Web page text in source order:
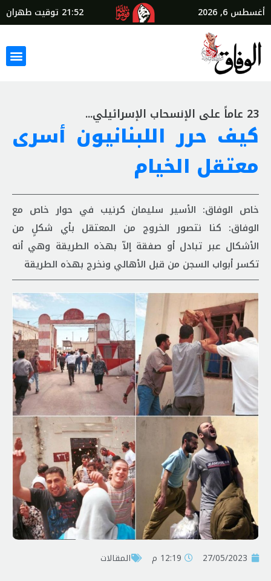
أغسطس 6, 2026 21:52 توقيت طهران
23 عاماً على الإنسحاب الإسرائيلي...
كيف حرر اللبنانيون أسرى
معتقل الخيام
خاص الوفاق: الأسير سليمان كرنيب في حوار خاص مع
الوفاق: كنا نتصور الخروج من المعتقل بأي شكلٍ من
الأشكال عبر تبادل أو صفقة إلاّ بهذه الطريقة وهي أنه
تكسر أبواب السجن من قبل الأهالي ونخرج بهذه الطريقة
27/05/2023 12:19 م المقالات